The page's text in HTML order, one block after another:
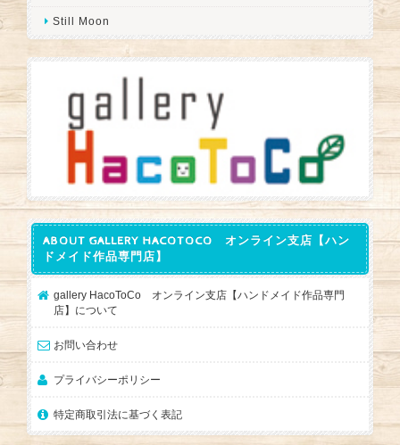
Still Moon
ABOUT GALLERY HACOTOCO オンライン支店【ハン
ドメイド作品専門店】
gallery HacoToCo オンライン支店【ハンドメイド作品専門
店】について
お問い合わせ
プライバシーポリシー
特定商取引法に基づく表記